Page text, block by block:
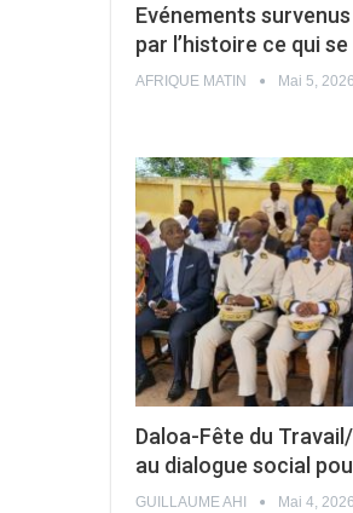
Evénements
par l’histoire ce qui
AFRIQUE MATIN Mai 5, 2026
Daloa-Fête du
au dialogue social
GUILLAUME AHI Mai 4, 2026